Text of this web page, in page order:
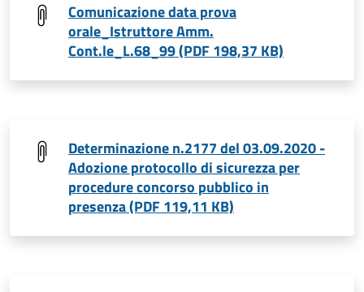
Comunicazione data prova
orale_Istruttore Amm.
Cont.le_L.68_99 (PDF 198,37 KB)
Determinazione n.2177 del 03.09.2020 -
Adozione protocollo di sicurezza per
procedure concorso pubblico in
presenza (PDF 119,11 KB)